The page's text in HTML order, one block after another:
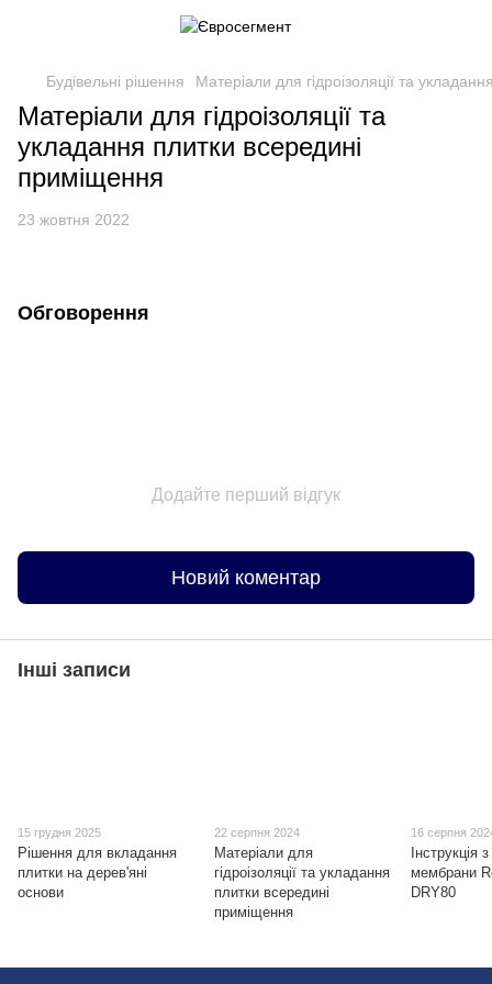
Будівельні рішення Матеріали для гідроізоляції та
Матеріали для гідроізоляції та
укладання плитки всередині
приміщення
23 жовтня 2022
Обговорення
Додайте перший відгук
Новий коментар
Інші записи
15 грудня 2025
Рішення для вкладання
плитки на дерев'яні
основи
22 серпня 2024
Матеріали для
гідроізоляції та укладання
плитки всередині
приміщення
16 серпня
Інструкція
мембрани
DRY80